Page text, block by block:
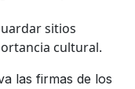
sitios
cultural.
las firmas de los